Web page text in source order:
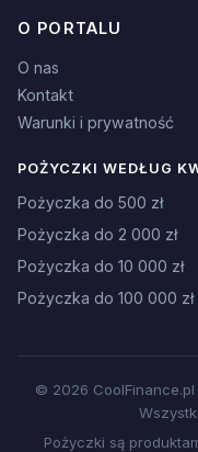
O PORTALU
O nas
Kontakt
Warunki i prywatność
POŻYCZKI WEDŁUG
Pożyczka do 500 zł
Pożyczka do 2 000 zł
Pożyczka do 10 000 zł
Pożyczka do 100 000 zł
© 2026
Pożyczki są